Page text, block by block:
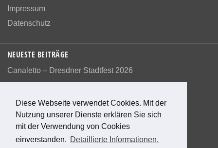
Diese Webseite verwendet Cookies. Mit der
Nutzung unserer Dienste erklären Sie sich
mit der Verwendung von Cookies
einverstanden. Detaillierte Informationen.
Impressum
Datenschutz
NEUESTE BEITRÄGE
Canaletto – Dresdner Stadtfest 2026
Bewerte diese Seite